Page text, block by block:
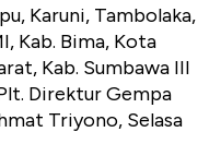
Karuni, Tambolaka,
Kab. Bima, Kota
Kab. Sumbawa III
Direktur Gempa
Triyono, Selasa